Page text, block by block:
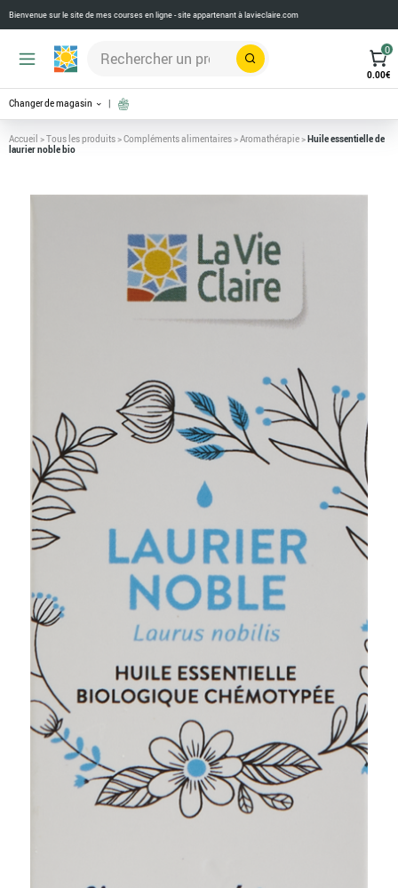
Bienvenue sur le site de mes courses en ligne - site appartenant àlavieclaire.com
Rechercher
0
0.00€
Changer de magasin
Accueil >Tous les produits>Compléments alimentaires>Aromathérapie>Huile essentielle de
laurier noble bio